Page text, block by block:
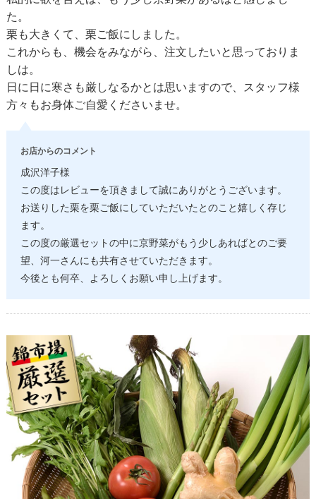
た。
栗も大きくて、栗ご飯にしました。
これからも、機会をみながら、注文したいと思っておりま
しは。
日に日に寒さも厳しなるかとは思いますので、スタッフ様
方々もお身体ご自愛くださいませ。
お店からのコメント
成沢洋子様
この度はレビューを頂きまして誠にありがとうございます。
お送りした栗を栗ご飯にしていただいたとのこと嬉しく存じ
ます。
この度の厳選セットの中に京野菜がもう少しあればとのご要
望、河一さんにも共有させていただきます。
今後とも何卒、よろしくお願い申し上げます。